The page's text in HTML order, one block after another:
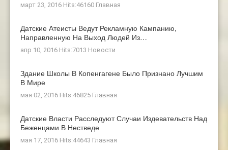
март 23, 2016 Hits:46160 Главная
Датские Атеисты Ведут Рекламную Кампанию,
Направленную На Выход Людей Из…
апр 10, 2016 Hits:7013 Новости
Здание Школы В Копенгагене Было Признано Лучшим
В Мире
мая 02, 2016 Hits:46825 Главная
Датские Власти Расследуют Случаи Издевательств Над
Беженцами В Нестведе
мая 17, 2016 Hits:44643 Главная